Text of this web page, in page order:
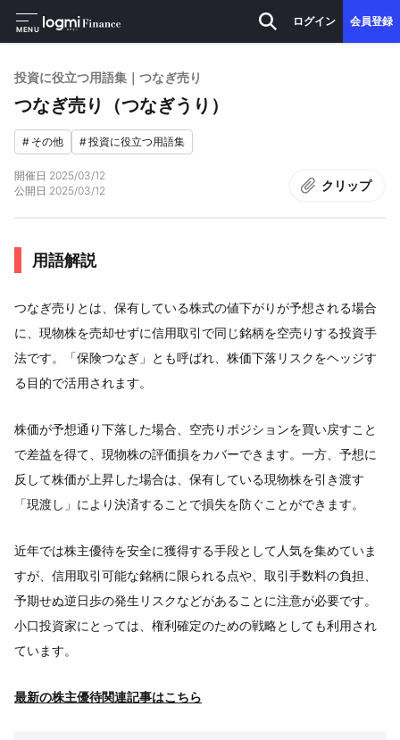
MENU
ログイン 会員登録
投資に役立つ用語集｜つなぎ売り
つなぎ売り（つなぎうり）
# その他 #投資に役立つ用語集
開催日 2025/03/12
公開日 2025/03/12 クリップ
用語解説
つなぎ売りとは、保有している株式の値下がりが予想される場合
に、現物株を売却せずに信用取引で同じ銘柄を空売りする投資手
法です。「保険つなぎ」とも呼ばれ、株価下落リスクをヘッジす
る目的で活用されます。
株価が予想通り下落した場合、空売りポジションを買い戻すこと
で差益を得て、現物株の評価損をカバーできます。一方、予想に
反して株価が上昇した場合は、保有している現物株を引き渡す
「現渡し」により決済することで損失を防ぐことができます。
近年では株主優待を安全に獲得する手段として人気を集めていま
すが、信用取引可能な銘柄に限られる点や、取引手数料の負担、
予期せぬ逆日歩の発生リスクなどがあることに注意が必要です。
小口投資家にとっては、権利確定のための戦略としても利用され
ています。
最新の株主優待関連記事はこちら